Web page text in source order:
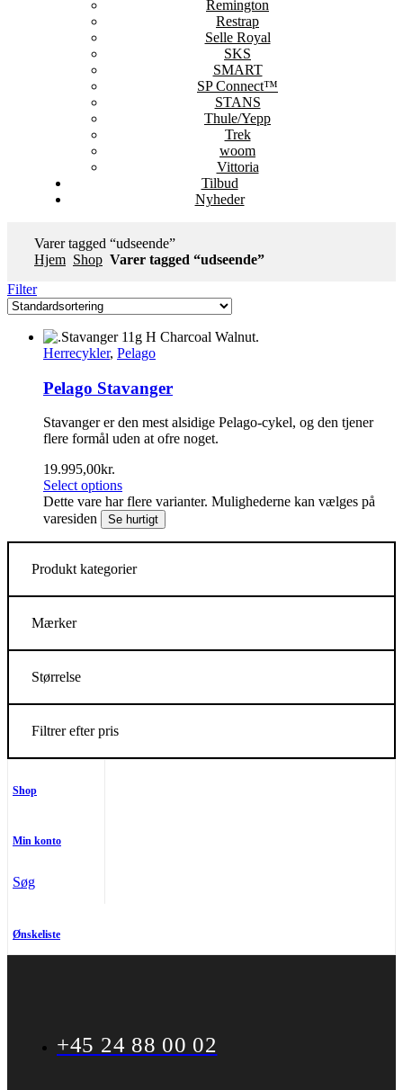
Remington
Restrap
Selle Royal
SKS
SMART
SP Connect™
STANS
Thule/Yepp
Trek
woom
Vittoria
Tilbud
Nyheder
Varer tagged “udseende”
Hjem Shop Varer tagged “udseende”
Filter
Herrecykler, Pelago
Pelago Stavanger
Stavanger er den mest alsidige Pelago-cykel, og den tjener
flere formål uden at ofre noget.
19.995,00kr.
Select options
Dette vare har flere varianter. Mulighederne kan vælges på
varesiden
Se hurtigt
Produkt kategorier
Mærker
Størrelse
Filtrer efter pris
Shop
Min konto
Søg
Ønskeliste
+45 24 88 00 02